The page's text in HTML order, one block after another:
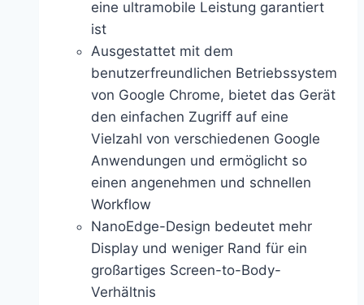
eine ultramobile Leistung garantiert
ist
Ausgestattet mit dem
benutzerfreundlichen Betriebssystem
von Google Chrome, bietet das Gerät
den einfachen Zugriff auf eine
Vielzahl von verschiedenen Google
Anwendungen und ermöglicht so
einen angenehmen und schnellen
Workflow
NanoEdge-Design bedeutet mehr
Display und weniger Rand für ein
großartiges Screen-to-Body-
Verhältnis